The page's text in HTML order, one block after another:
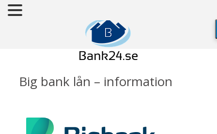
Big bank lån – information